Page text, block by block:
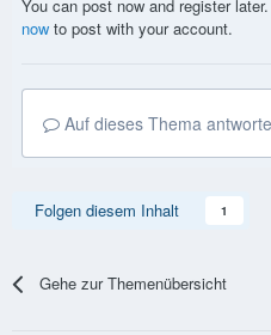
You can post now and register
now to post with your account.
Auf dieses Thema
Folgen diesem Inhalt 1
Gehe zur Themenübersicht